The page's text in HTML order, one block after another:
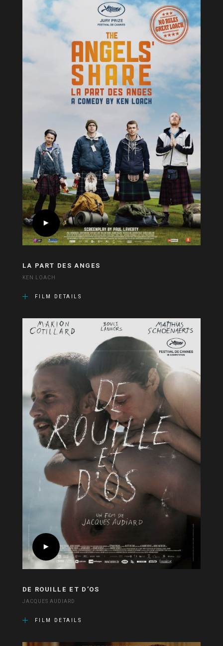
LA PART DES ANGES
KEN LOACH
FILM DETAILS
DE ROUILLE ET D’OS
JACQUES AUDIARD
FILM DETAILS